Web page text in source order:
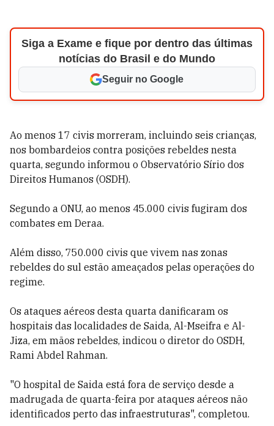
Siga a Exame e fique por dentro das últimas
notícias do Brasil e do Mundo
Seguir no Google
Ao menos 17 civis morreram, incluindo seis crianças,
nos bombardeios contra posições rebeldes nesta
quarta, segundo informou o Observatório Sírio dos
Direitos Humanos (OSDH).
Segundo a ONU, ao menos 45.000 civis fugiram dos
combates em Deraa.
Além disso, 750.000 civis que vivem nas zonas
rebeldes do sul estão ameaçados pelas operações do
regime.
Os ataques aéreos desta quarta danificaram os
hospitais das localidades de Saida, Al-Mseifra e Al-
Jiza, em mãos rebeldes, indicou o diretor do OSDH,
Rami Abdel Rahman.
"O hospital de Saida está fora de serviço desde a
madrugada de quarta-feira por ataques aéreos não
identificados perto das infraestruturas", completou.